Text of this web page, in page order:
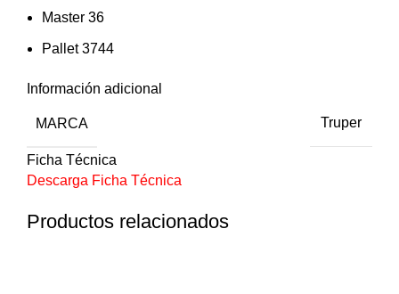
Master 36
Pallet 3744
Información adicional
MARCA Truper
Ficha Técnica
Descarga Ficha Técnica
Productos relacionados